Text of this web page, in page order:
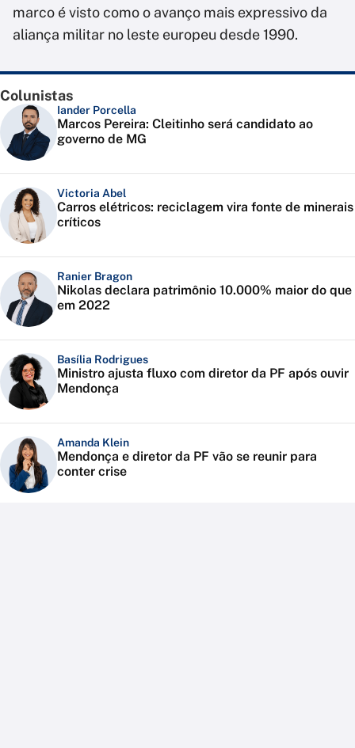
marco é visto como o avanço mais expressivo da
aliança militar no leste europeu desde 1990.
Colunistas
Iander Porcella
Marcos Pereira: Cleitinho será candidato ao
governo de MG
Victoria Abel
Carros elétricos: reciclagem vira fonte de minerais
críticos
Ranier Bragon
Nikolas declara patrimônio 10.000% maior do que
em 2022
Basília Rodrigues
Ministro ajusta fluxo com diretor da PF após ouvir
Mendonça
Amanda Klein
Mendonça e diretor da PF vão se reunir para
conter crise